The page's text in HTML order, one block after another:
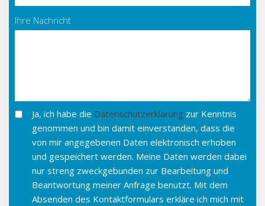
Ihre Nachricht
Ja, ich habe die Datenschutzerklärung zur Kenntnis
genommen und bin damit einverstanden, dass die
von mir angegebenen Daten elektronisch erhoben
und gespeichert werden. Meine Daten werden dabei
nur streng zweckgebunden zur Bearbeitung und
Beantwortung meiner Anfrage benutzt. Mit dem
Absenden des Kontaktformulars erkläre ich mich mit